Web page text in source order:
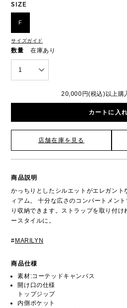
SIZE
F
サイズガイド
数量 在庫あり
1
20,000円(税込)以上購
カートに入
店舗在庫を見る
商品説明
かっちりとしたシルエットがエレガン
ィアム。 十分な広さのコンパートメン
り収納できます。ストラップを取り付け
ースタイルに。
# MARILYN
商品仕様
素材:コーテッドキャンバス
開け口の仕様
トップジップ
内側ポケット